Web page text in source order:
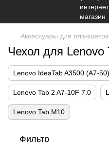
Аксессуары для планшетов
Чехол для Lenovo
Lenovo IdeaTab A3500 (A7-
Lenovo Tab 2 A7-10F 7.0
Lenovo Tab M10
Фильтр